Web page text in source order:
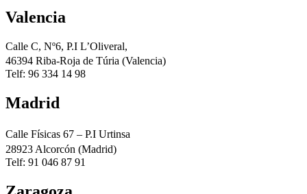
Valencia
Calle C, Nº6, P.I L’Oliveral,
46394 Riba-Roja de Túria (Valencia)
Telf: 96 334 14 98
Madrid
Calle Físicas 67 – P.I Urtinsa
28923 Alcorcón (Madrid)
Telf: 91 046 87 91